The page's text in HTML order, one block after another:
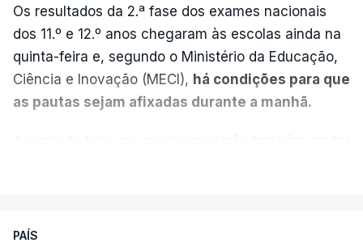
Os resultados da 2.ª fase dos exames nacionais
dos 11.º e 12.º anos chegaram às escolas ainda na
quinta-feira e, segundo o Ministério da Educação,
Ciência e Inovação (MECI), há condições para que
as pautas sejam afixadas durante a manhã.
PAÍS